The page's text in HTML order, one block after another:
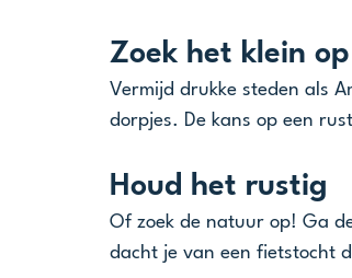
Zoek het klein op
Vermijd drukke steden als
dorpjes. De kans op een
Houd het rustig
Of zoek de natuur op! Ga
dacht je van een fietstocht